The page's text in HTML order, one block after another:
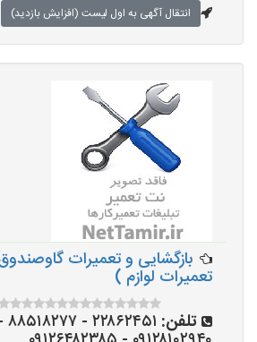
انتقال آگهی به اول لیست (افزایش بازدید)
بازگشایی و تعمیرات
تعمیرات لوازم )
تلفن: